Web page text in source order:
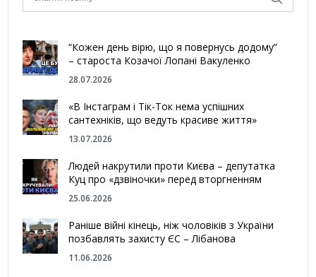
“Кожен день вірю, що я повернусь додому”
– староста Козачої Лопані Вакуленко
28.07.2026
«В Інстаграм і Тік-Ток нема успішних
сантехніків, що ведуть красиве життя»
13.07.2026
Людей накрутили проти Києва – депутатка
Куц про «дзвіночки» перед вторгненням
25.06.2026
Раніше війні кінець, ніж чоловіків з України
позбавлять захисту ЄС – Лібанова
11.06.2026